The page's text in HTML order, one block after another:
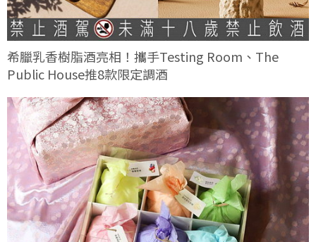
希臘乳香樹脂酒亮相！攜手Testing Room、The
Public House推8款限定調酒